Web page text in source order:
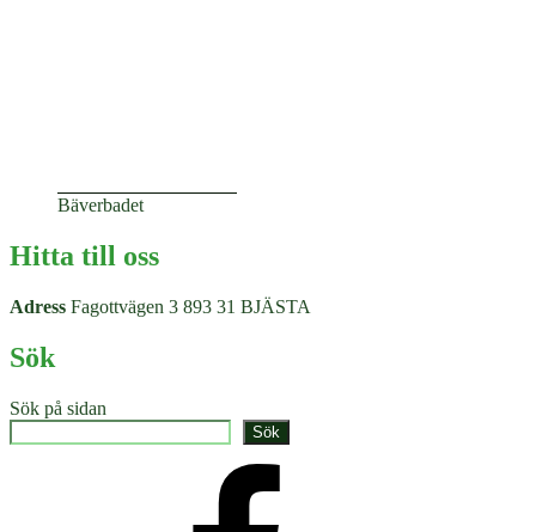
Bäverbadet
Hitta till oss
Adress Fagottvägen 3 893 31 BJÄSTA
Sök
Sök på sidan
Sök